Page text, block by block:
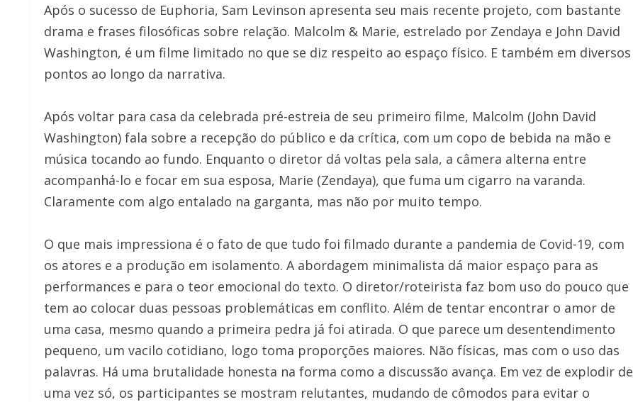
Após o sucesso de Euphoria, Sam Levinson apresenta seu mais recente projeto, com bastante
drama e frases filosóficas sobre relação. Malcolm & Marie, estrelado por Zendaya e John David
Washington, é um filme limitado no que se diz respeito ao espaço físico. E também em diversos
pontos ao longo da narrativa.
Após voltar para casa da celebrada pré-estreia de seu primeiro filme, Malcolm (John David
Washington) fala sobre a recepção do público e da crítica, com um copo de bebida na mão e
música tocando ao fundo. Enquanto o diretor dá voltas pela sala, a câmera alterna entre
acompanhá-lo e focar em sua esposa, Marie (Zendaya), que fuma um cigarro na varanda.
Claramente com algo entalado na garganta, mas não por muito tempo.
O que mais impressiona é o fato de que tudo foi filmado durante a pandemia de Covid-19, com
os atores e a produção em isolamento. A abordagem minimalista dá maior espaço para as
performances e para o teor emocional do texto. O diretor/roteirista faz bom uso do pouco que
tem ao colocar duas pessoas problemáticas em conflito. Além de tentar encontrar o amor de
uma casa, mesmo quando a primeira pedra já foi atirada. O que parece um desentendimento
pequeno, um vacilo cotidiano, logo toma proporções maiores. Não físicas, mas com o uso das
palavras. Há uma brutalidade honesta na forma como a discussão avança. Em vez de explodir de
uma vez só, os participantes se mostram relutantes, mudando de cômodos para evitar o